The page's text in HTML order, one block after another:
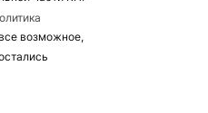
возможное,